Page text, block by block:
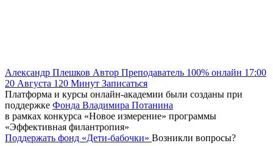
Александр Плешков Автор Преподаватель 100% онлайн 17:00
20 Августа 120 Минут Записаться
Платформа и курсы онлайн-академии были созданы при
поддержке Фонда Владимира Потанина
в рамках конкурса «Новое измерение» программы
«Эффективная филантропия»
Поддержать фонд «Дети-бабочки» Возникли вопросы?